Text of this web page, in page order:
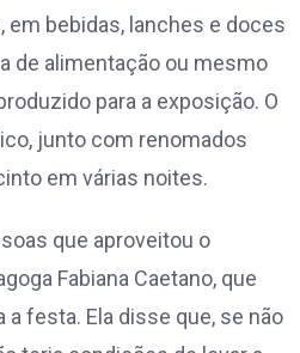
em bebidas, lanches e doces
de alimentação ou mesmo
para a exposição. O
junto com renomados
em várias noites.
que aproveitou o
Fabiana Caetano, que
a festa. Ela disse que, se não